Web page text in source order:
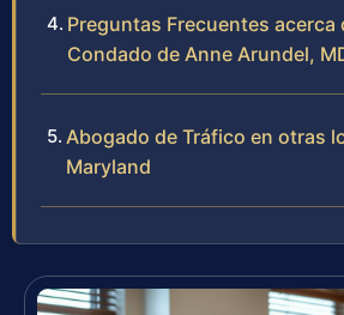
Preguntas Frecuentes acerca
Condado de Anne Arundel,
Abogado de Tráfico en otras
Maryland